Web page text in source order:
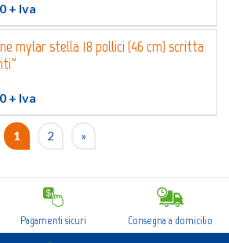
+ Iva
mylar stella 18 pollici (46 cm) scritta
+ Iva
1 2 »
Pagamenti sicuri Consegna a domicilio